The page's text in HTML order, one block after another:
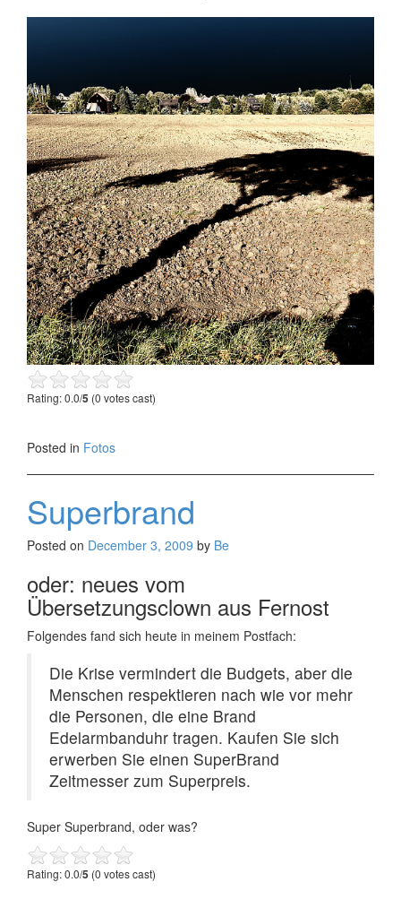
Rating: 0.0/5 (0 votes cast)
Posted in Fotos
Superbrand
Posted on December 3, 2009 by Be
oder: neues vom
Übersetzungsclown aus Fernost
Folgendes fand sich heute in meinem Postfach:
Die Krise vermindert die Budgets, aber die
Menschen respektieren nach wie vor mehr
die Personen, die eine Brand
Edelarmbanduhr tragen. Kaufen Sie sich
erwerben Sie einen SuperBrand
Zeitmesser zum Superpreis.
Super Superbrand, oder was?
Rating: 0.0/5 (0 votes cast)